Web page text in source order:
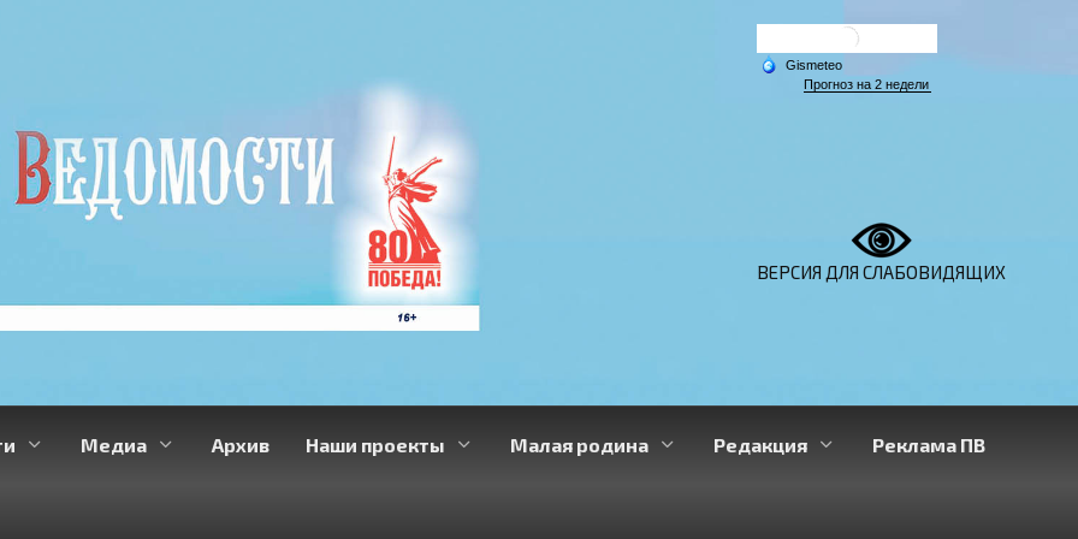
ВЕРСИЯ ДЛЯ СЛАБОВИДЯЩИХ
Медиа Архив Наши проекты Малая родина Редакция Реклама ПВ